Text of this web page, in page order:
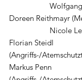
Doreen Reithmayr
Nicole
Florian Steidl
(Angriffs-/
Markus Penn